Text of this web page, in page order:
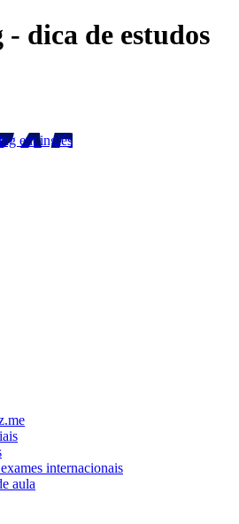
- dica de estudos
em inglês
internacionais
aula